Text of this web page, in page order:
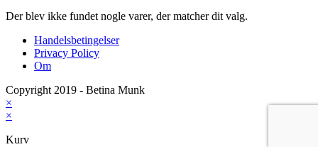
Der blev ikke fundet nogle varer, der matcher dit valg.
Handelsbetingelser
Privacy Policy
Om
Copyright 2019 - Betina Munk
×
×
Kurv